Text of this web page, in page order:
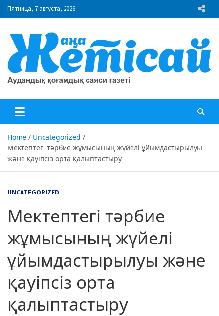
Skip
to
Пятница, 7 августа, 2026
"Жаңа Жетісай" газеті
Home
Uncategorized
Мектептегі тәрбие жұмысының жүйелі ұйымдастырылуы
және қауіпсіз орта қалыптастыру
UNCATEGORIZED
Мектептегі тәрбие
жұмысының жүйелі
ұйымдастырылуы және
қауіпсіз орта
қалыптастыру